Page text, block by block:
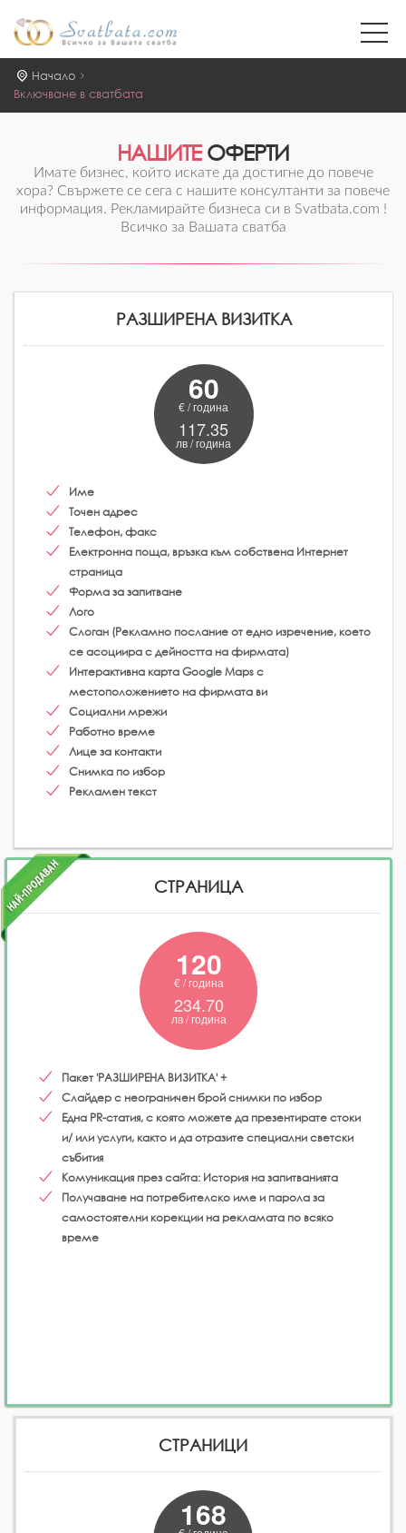
Начало
Включване в сватбата
НАШИТЕОФЕРТИ
Имате бизнес, който искате да достигне до повече
хора? Свържете се сега с нашите консултанти за повече
информация. Рекламирайте бизнеса си в Svatbata.com !
Всичко за Вашата сватба
РАЗШИРЕНА ВИЗИТКА
60
€ / година
117.35
лв / година
Име
Точен адрес
Телефон, факс
Електронна поща, връзка към собствена Интернет
страница
Форма за запитване
Лого
Слоган (Рекламно послание от едно изречение, което
се асоциира с дейността на фирмата)
Интерактивна карта Google Maps с
местоположението на фирмата ви
Социални мрежи
Работно време
Лице за контакти
Снимка по избор
Рекламен текст
СТРАНИЦА
120
€ / година
234.70
лв / година
Пакет 'РАЗШИРЕНА ВИЗИТКА' +
Слайдер с неограничен брой снимки по избор
Една PR-статия, с която можете да презентирате стоки
и/ или услуги, както и да отразите специални светски
събития
Комуникация през сайта: История на запитванията
Получаване на потребителско име и парола за
самостоятелни корекции на рекламата по всяко
време
СТРАНИЦИ
168